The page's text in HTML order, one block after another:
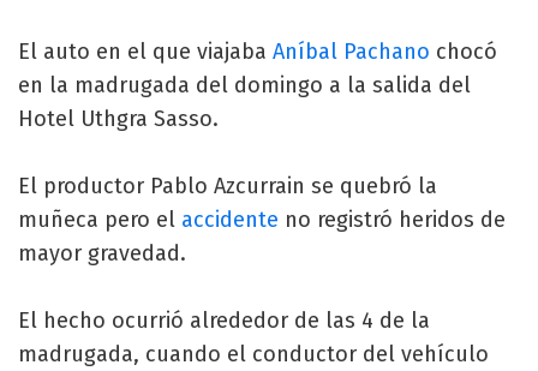
El auto en el que viajaba Aníbal Pachano chocó
en la madrugada del domingo a la salida del
Hotel Uthgra Sasso.
El productor Pablo Azcurrain se quebró la
muñeca pero el accidente no registró heridos de
mayor gravedad.
El hecho ocurrió alrededor de las 4 de la
madrugada, cuando el conductor del vehículo